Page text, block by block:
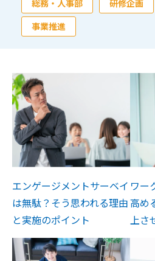
総務・人事部
研修企画
事業推進
エンゲージメントサーベイ
は無駄？そう思われる理由
と実施のポイント
ワー
高め
上さ